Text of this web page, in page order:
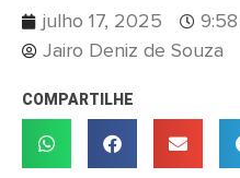
julho 17, 2025
Jairo Deniz de Souza
COMPARTILHE